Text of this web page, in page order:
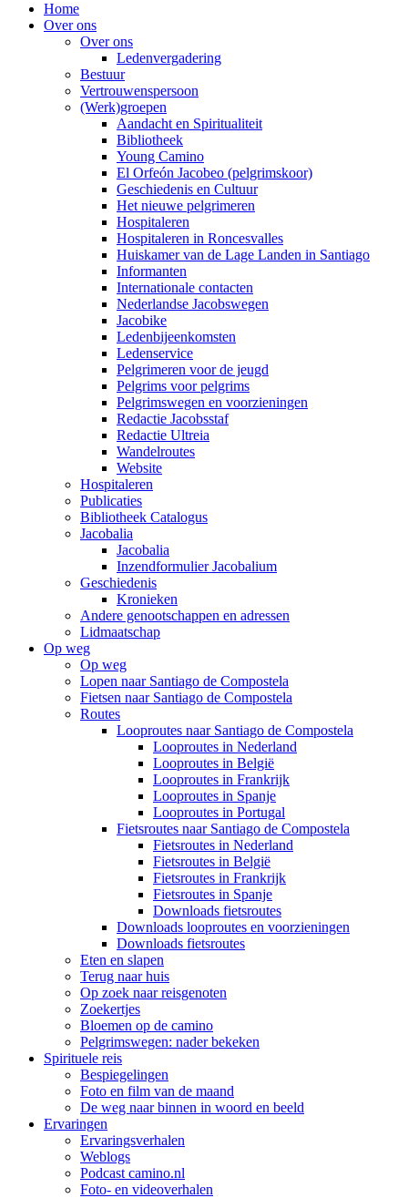
Home
Over ons
Over ons
Ledenvergadering
Bestuur
Vertrouwenspersoon
(Werk)groepen
Aandacht en Spiritualiteit
Bibliotheek
Young Camino
El Orfeón Jacobeo (pelgrimskoor)
Geschiedenis en Cultuur
Het nieuwe pelgrimeren
Hospitaleren
Hospitaleren in Roncesvalles
Huiskamer van de Lage Landen in Santiago
Informanten
Internationale contacten
Nederlandse Jacobswegen
Jacobike
Ledenbijeenkomsten
Ledenservice
Pelgrimeren voor de jeugd
Pelgrims voor pelgrims
Pelgrimswegen en voorzieningen
Redactie Jacobsstaf
Redactie Ultreia
Wandelroutes
Website
Hospitaleren
Publicaties
Bibliotheek Catalogus
Jacobalia
Jacobalia
Inzendformulier Jacobalium
Geschiedenis
Kronieken
Andere genootschappen en adressen
Lidmaatschap
Op weg
Op weg
Lopen naar Santiago de Compostela
Fietsen naar Santiago de Compostela
Routes
Looproutes naar Santiago de Compostela
Looproutes in Nederland
Looproutes in België
Looproutes in Frankrijk
Looproutes in Spanje
Looproutes in Portugal
Fietsroutes naar Santiago de Compostela
Fietsroutes in Nederland
Fietsroutes in België
Fietsroutes in Frankrijk
Fietsroutes in Spanje
Downloads fietsroutes
Downloads looproutes en voorzieningen
Downloads fietsroutes
Eten en slapen
Terug naar huis
Op zoek naar reisgenoten
Zoekertjes
Bloemen op de camino
Pelgrimswegen: nader bekeken
Spirituele reis
Bespiegelingen
Foto en film van de maand
De weg naar binnen in woord en beeld
Ervaringen
Ervaringsverhalen
Weblogs
Podcast camino.nl
Foto- en videoverhalen